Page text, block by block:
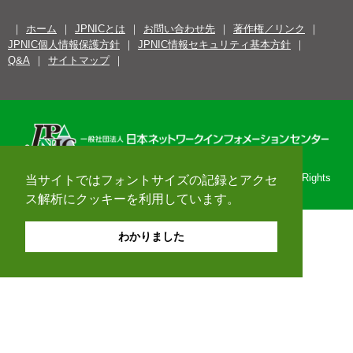
当サイトではフォントサイズの記録とアクセ
ス解析にクッキーを利用しています。
わかりました
ホーム JPNICとは お問い合わせ先
著作権／リンク
JPNIC個人情報保護方針
JPNIC情報セキュリティ基本方針
Q&A
サイトマップ
Copyright© 1996-2026 Japan Network Information Center. All Rights
Reserved.